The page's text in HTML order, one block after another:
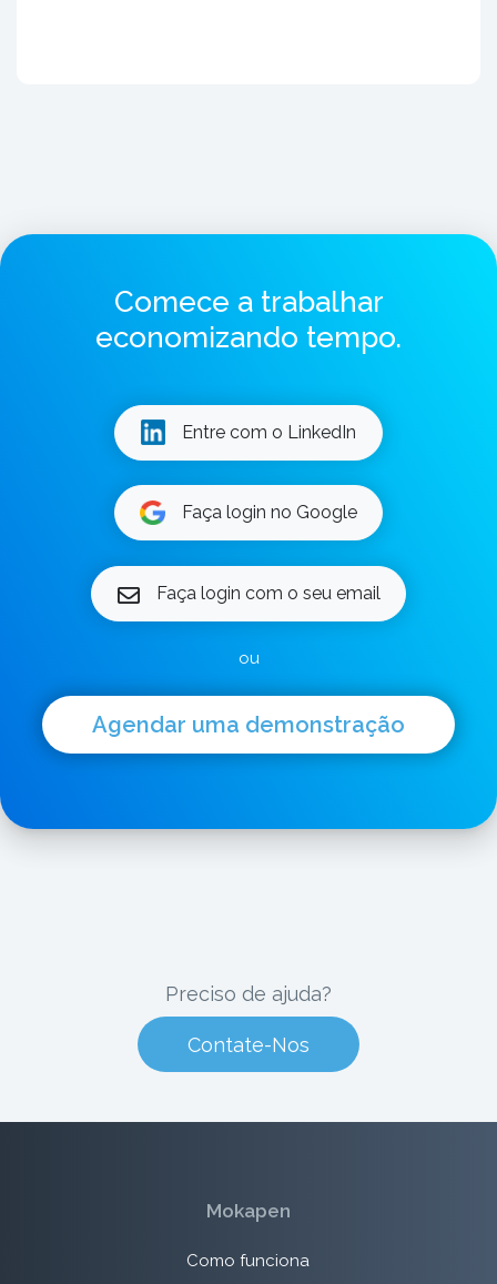
Comece a trabalhar
economizando tempo.
Entre com o LinkedIn
Faça login no Google
Faça login com o seu email
ou
Agendar uma demonstração
Preciso de ajuda?
Contate-Nos
Mokapen
Como funciona